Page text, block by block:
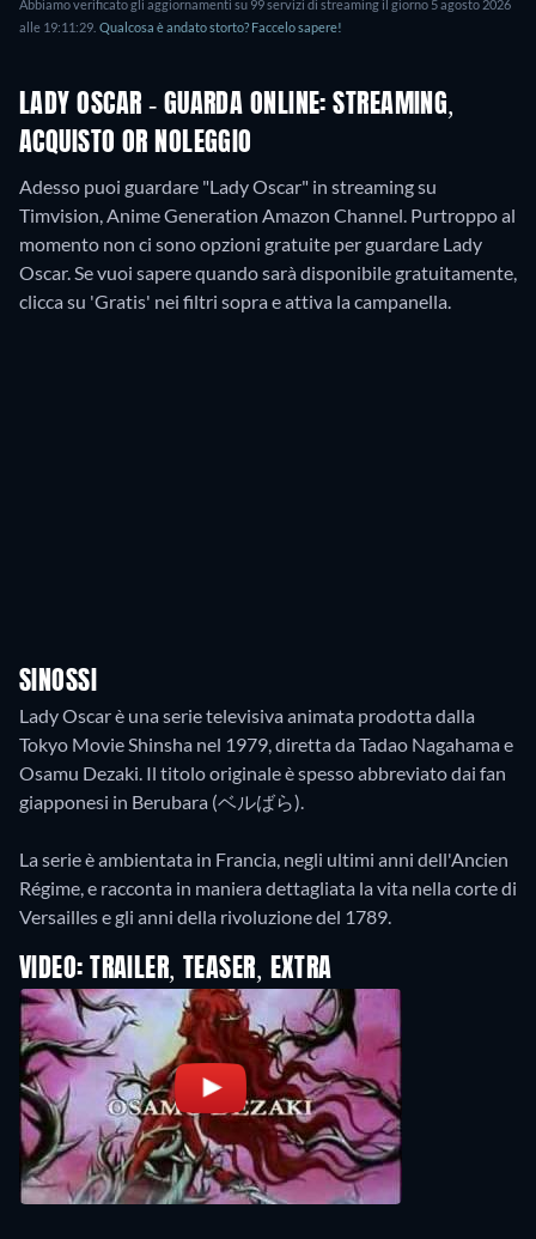
Abbiamo verificato gli aggiornamenti su 99servizi di streaming il giorno 5 agosto 2026
alle 19:11:29 Qualcosa è andato storto? Faccelo sapere!
LADY OSCAR - GUARDA ONLINE: STREAMING,
ACQUISTO OR NOLEGGIO
Adesso puoi guardare "Lady Oscar" in streaming su
Timvision, Anime Generation Amazon Channel. Purtroppo al
momento non ci sono opzioni gratuite per guardare Lady
Oscar. Se vuoi sapere quando sarà disponibile gratuitamente,
clicca su 'Gratis' nei filtri sopra e attiva la campanella.
SINOSSI
Lady Oscar è una serie televisiva animata prodotta dalla
Tokyo Movie Shinsha nel 1979, diretta da Tadao Nagahama e
Osamu Dezaki. Il titolo originale è spesso abbreviato dai fan
giapponesi in Berubara (ベルばら).
La serie è ambientata in Francia, negli ultimi anni dell'Ancien
Régime, e racconta in maniera dettagliata la vita nella corte di
Versailles e gli anni della rivoluzione del 1789.
VIDEO: TRAILER, TEASER, EXTRA